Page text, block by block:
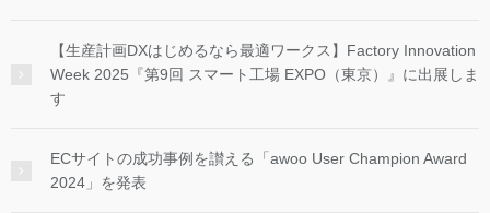
【生産計画DXはじめるなら最適ワークス】Factory Innovation
Week 2025『第9回 スマート工場 EXPO（東京）』に出展しま
す
ECサイトの成功事例を讃える「awoo User Champion Award
2024」を発表